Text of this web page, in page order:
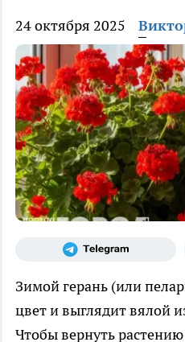
24 октября 2025
Зимой герань (или
цвет и выглядит вялой
Чтобы вернуть растению